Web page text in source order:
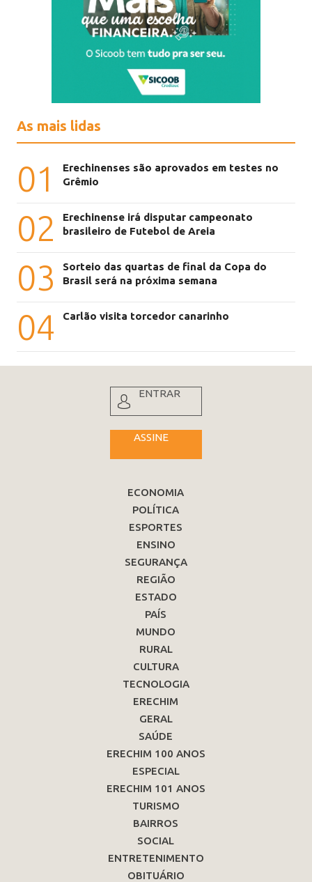
As mais lidas
01
Erechinenses são aprovados em testes no
Grêmio
02
Erechinense irá disputar campeonato
brasileiro de Futebol de Areia
03
Sorteio das quartas de final da Copa do
Brasil será na próxima semana
04 Carlão visita torcedor canarinho
ENTRAR
ASSINE
ECONOMIA
POLÍTICA
ESPORTES
ENSINO
SEGURANÇA
REGIÃO
ESTADO
PAÍS
MUNDO
RURAL
CULTURA
TECNOLOGIA
ERECHIM
GERAL
SAÚDE
ERECHIM 100 ANOS
ESPECIAL
ERECHIM 101 ANOS
TURISMO
BAIRROS
SOCIAL
ENTRETENIMENTO
OBITUÁRIO